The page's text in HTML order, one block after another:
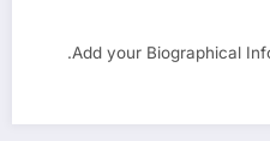
Add your Biographical